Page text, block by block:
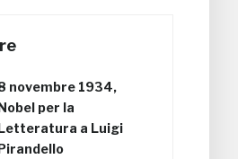
novembre 1934,
per la
a Luigi